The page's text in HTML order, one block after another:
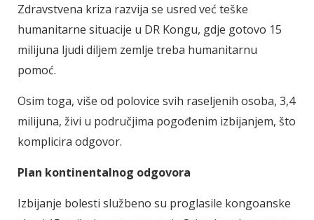
Zdravstvena kriza razvija se usred već teške
humanitarne situacije u DR Kongu, gdje gotovo 15
milijuna ljudi diljem zemlje treba humanitarnu
pomoć.
Osim toga, više od polovice svih raseljenih osoba, 3,4
milijuna, živi u područjima pogođenim izbijanjem, što
komplicira odgovor.
Plan kontinentalnog odgovora
Izbijanje bolesti službeno su proglasile kongoanske